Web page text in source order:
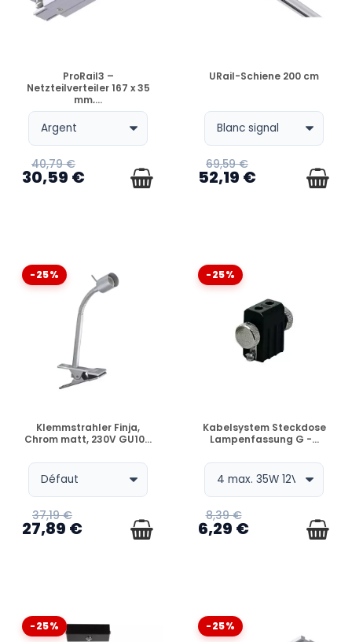
VERFÜGBAR
ProRail3 –
Netzteilverteiler 167 x 35
mm,...
40,79 €
30,59 €
VERFÜGBAR
URail-Schiene 200 cm
69,59 €
52,19 €
-25%
VERFÜGBAR
Klemmstrahler Finja,
Chrom matt, 230V GU10...
37,19 €
27,89 €
-25%
VERFÜGBAR
Kabelsystem Steckdose
Lampenfassung G -...
8,39 €
6,29 €
-25% -25%